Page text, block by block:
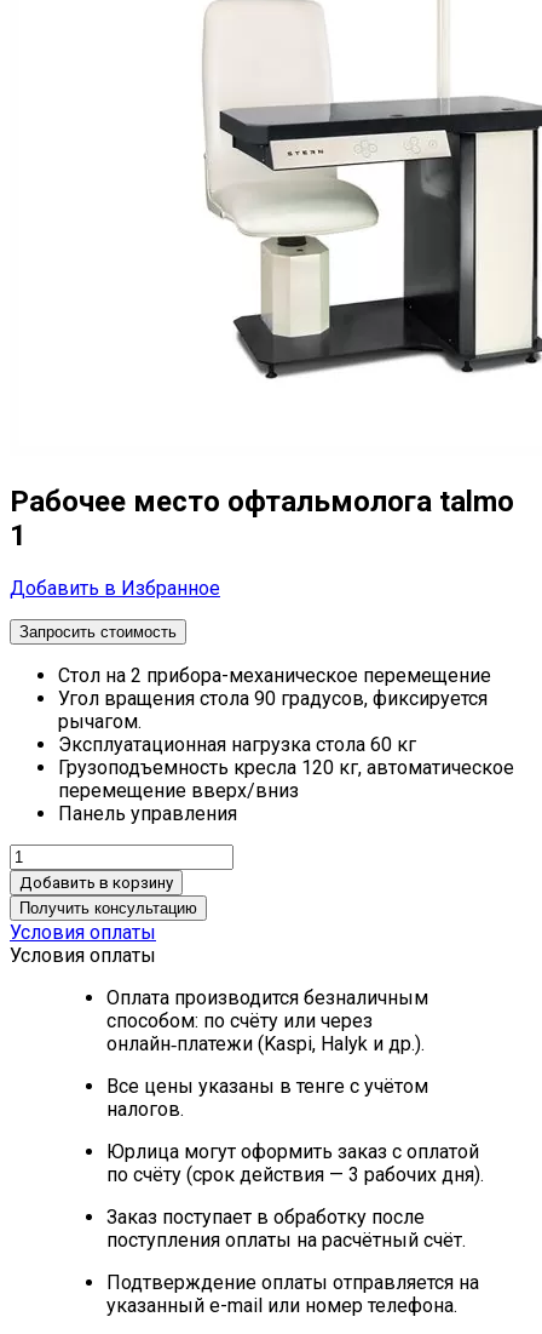
Рабочее место офтальмолога talmo
1
Добавить в Избранное
Запросить стоимость
Стол на 2 прибора-механическое перемещение
Угол вращения стола 90 градусов, фиксируется
рычагом.
Эксплуатационная нагрузка стола 60 кг
Грузоподъемность кресла 120 кг, автоматическое
перемещение вверх/вниз
Панель управления
Добавить в корзину
Получить консультацию
Условия оплаты
Условия оплаты
Оплата производится безналичным
способом: по счёту или через
онлайн‑платежи (Kaspi, Halyk и др.).
Все цены указаны в тенге с учётом
налогов.
Юрлица могут оформить заказ с оплатой
по счёту (срок действия — 3 рабочих дня).
Заказ поступает в обработку после
поступления оплаты на расчётный счёт.
Подтверждение оплаты отправляется на
указанный e-mail или номер телефона.